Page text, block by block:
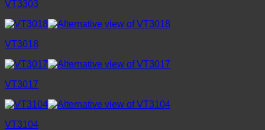
VT3303
VT3018
VT3017
VT3104